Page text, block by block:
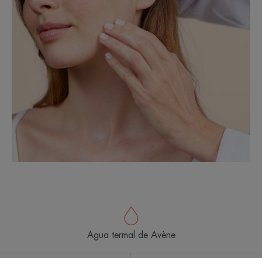
Agua termal de Avène